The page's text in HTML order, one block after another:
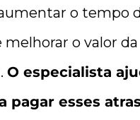
o tempo
o valor da
O especialista
pagar esses